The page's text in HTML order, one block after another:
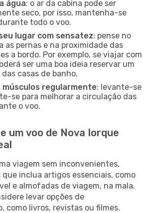
água: o ar da cabina pode ser
seco, por isso, mantenha-se
todo o voo.
lugar com sensatez: pense no
as pernas e na proximidade das
a bordo. Por exemplo, se viajar com
ser uma boa ideia reservar um
casas de banho.
músculos regularmente: levante-se
se para melhorar a circulação das
o voo.
um voo de Nova Iorque
viagem sem inconvenientes,
que inclua artigos essenciais, como
e almofadas de viagem, na mala.
levar opções de
como livros, revistas ou filmes.